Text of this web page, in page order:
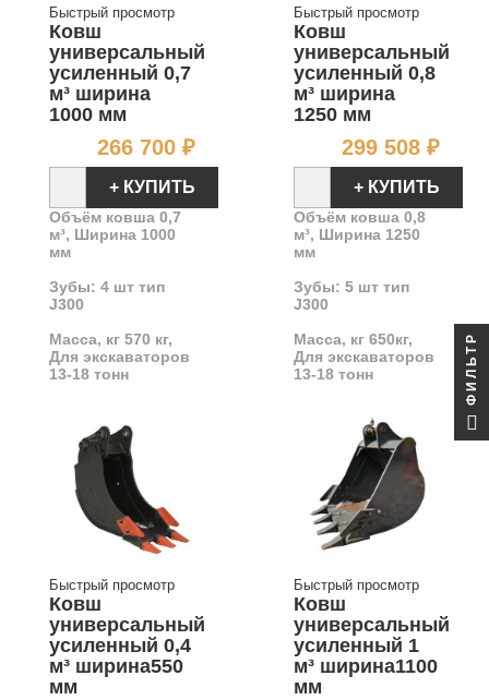
Быстрый просмотр
Ковш
универсальный
усиленный 0,7
м³ ширина
1000 мм
266 700 ₽Цена
+ КУПИТЬ
Объём ковша 0,7
м³, Ширина 1000
мм
Зубы: 4 шт тип
J300
Масса, кг 570 кг,
Для экскаваторов
13-18 тонн
Быстрый просмотр
Ковш
универсальный
усиленный 0,8
м³ ширина
1250 мм
299 508 ₽
+ КУПИТЬ
Объём ковша 0,8
м³, Ширина 1250
мм
Зубы: 5 шт тип
J300
Масса, кг 650кг,
Для экскаваторов
13-18 тонн
Быстрый просмотр
Ковш
универсальный
усиленный 0,4
м³ ширина550
мм
Быстрый просмотр
Ковш
универсальный
усиленный 1
м³ ширина1100
мм
ФИЛЬТР